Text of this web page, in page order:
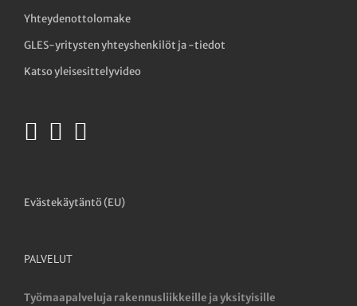
Yhteydenottolomake
GLES-yritysten yhteyshenkilöt ja -tiedot
Katso yleisesittelyvideo
Evästekäytäntö (EU)
PALVELUT
Työmaapalveluja rakennusliikkeille ja yksityisille